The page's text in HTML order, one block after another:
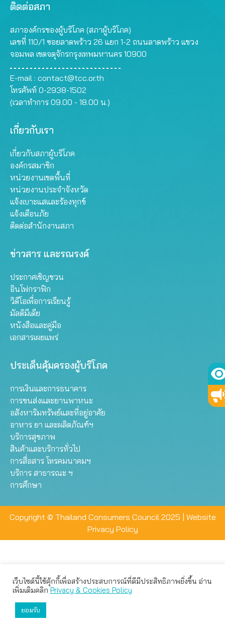
ติดต่อสภา
สภาองค์กรของผู้บริโภค (สภาผู้บริโภค)
เลขที่ 110/1 ซอยลาดพร้าว 26 แยก 1-2 ถนนลาดพร้าว แขวง
จอมพล เขตจตุจักรกรุงเทพมหานคร 10900
E-mail : contact@tcc.or.th
โทรศัพท์ 0-2938-1502
(เวลาทำการ 09.00 - 18.00 น.)
เกี่ยวกับเรา
เกี่ยวกับสภาผู้บริโภค
องค์กรสมาชิก
หน่วยงานเขตพื้นที่
หน่วยงานประจำจังหวัด
แจ้งเบาะแสและร้องทุกข์
แจ้งเตือนภัย
ติดต่อสำนักงานสภา
ข่าวสาร และรณรงค์
ประกาศเชิญชวน
อินโฟกราฟิก
วิดีโอเพื่อการเรียนรู้
มัลติมีเดีย
หนังสือและคู่มือ
เอกสารเผยแพร่
ประเด็นคุ้มครองผู้บริโภค
การเงินและการธนาคาร
การขนส่งและยานพาหนะ
อสังหาริมทรัพย์และที่อยู่อาศัย
อาหาร ยา และผลิตภัณฑ์ฯ
บริการสุขภาพ
สินค้าและบริการทั่วไป
การสื่อสาร โทรคมนาคมฯ
บริการ สาธารณะ ฯ
การศึกษา
Copyright © Thailand Consumers Council 2025 | Website
Privacy Policy
เว็บไซต์นี้ใช้คุ้กกี้เพื่อสร้างประสบการณ์ที่ดีมีประสิทธิภาพยิ่งขึ้น อ่าน
เพิ่มเติมคลิกPrivacy & Cookies Policy
ยอมรับ
เว็บไซต์นี้ใช้คุกกี้เพื่อมอบประสบการณ์การใช้งานที่ดีให้แก่ท่าน คุณ
สามารถเลือกตั้งค่าความเป็นส่วนตัวได้
ยอมรับทั้งหมด